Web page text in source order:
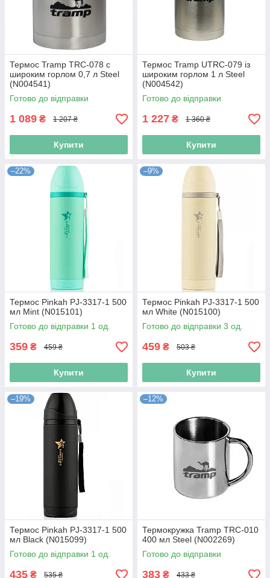
Термос Tramp TRC-078 с
широким горлом 0,7 л Steel
(N004541)
Готово до відправки
1 089 ₴ 1 207 ₴
Купити
Термос Tramp UTRC-079 із
широким горлом 1 л Steel
(N004542)
Готово до відправки
1 227 ₴ 1 360 ₴
Купити
–22%
Термос Pinkah PJ-3317-1 500
мл Mint (N015101)
Готово до відправки 1 од.
359 ₴ 459 ₴
Купити
–9%
Термос Pinkah PJ-3317-1 500
мл White (N015100)
Готово до відправки 3 од.
459 ₴ 503 ₴
Купити
–19%
Термос Pinkah PJ-3317-1 500
мл Black (N015099)
Готово до відправки 1 од.
435 ₴ 535 ₴
–12%
Термокружка Tramp TRC-010
400 мл Steel (N002269)
Готово до відправки
383 ₴ 433 ₴